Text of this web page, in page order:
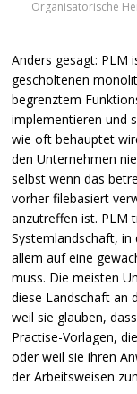
Organisatorische
Anders gesagt: PLM
gescholtenen
begrenztem
implementieren und
wie oft behauptet
den Unternehmen
selbst wenn das
vorher filebasiert
anzutreffen ist. PLM
Systemlandschaft,
allem auf eine
muss. Die meisten
diese Landschaft an
weil sie glauben,
Practise-Vorlagen,
oder weil sie ihren
der Arbeitsweisen